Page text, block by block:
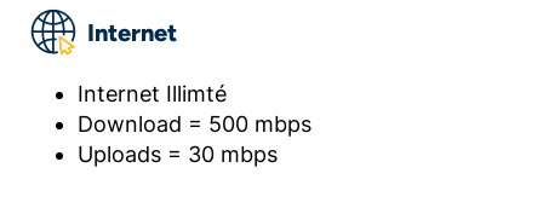
Internet
Internet Illimté
Download = 500 mbps
Uploads = 30 mbps